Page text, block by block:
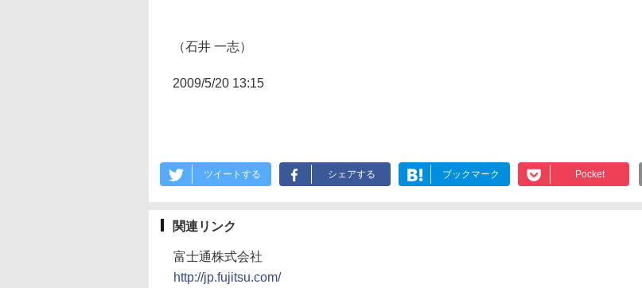
（石井 一志）
2009/5/20 13:15
ツイートする シェアする ブックマーク Pocket
関連リンク
富士通株式会社
http://jp.fujitsu.com/